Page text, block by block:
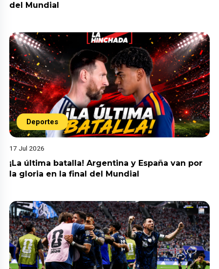
del Mundial
Deportes
17 Jul 2026
¡La última batalla! Argentina y España van por
la gloria en la final del Mundial